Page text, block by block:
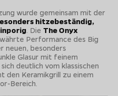
wurde gemeinsam mit der
hitzebeständig,
. Die The Onyx
Performance des Big
neuen, besonders
Glasur mit feinem
deutlich vom klassischen
den Keramikgrill zu einem
Bereich.